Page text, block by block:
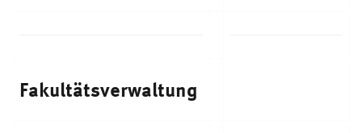
Fakultätsverwaltung